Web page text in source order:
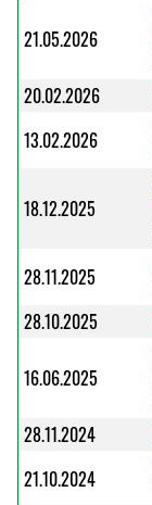
21.05.2026
20.02.2026
13.02.2026
18.12.2025
28.11.2025
28.10.2025
16.06.2025
28.11.2024
21.10.2024